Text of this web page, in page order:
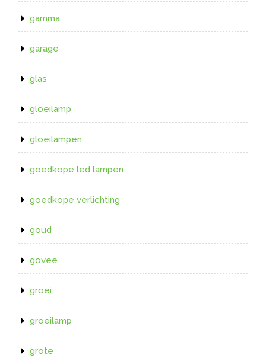
gamma
garage
glas
gloeilamp
gloeilampen
goedkope led lampen
goedkope verlichting
goud
govee
groei
groeilamp
grote